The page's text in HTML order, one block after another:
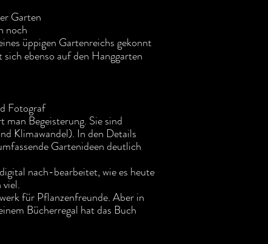
Garten
noch
üppigen Gartenreichs gekonnt
ebenso auf den Hanggarten
Fotograf
Begeisterung. Sie sind
Klimawandel). In den Details
Gartenideen deutlich
nach-bearbeitet, wie es heute
für Pflanzenfreunde. Aber in
Bücherregal hat das Buch